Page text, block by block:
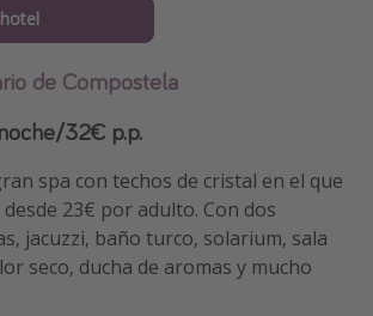
de Compostela
32€ p.p.
spa con techos de cristal en el que
23€ por adulto. Con dos
jacuzzi, baño turco, solarium, sala
seco, ducha de aromas y mucho